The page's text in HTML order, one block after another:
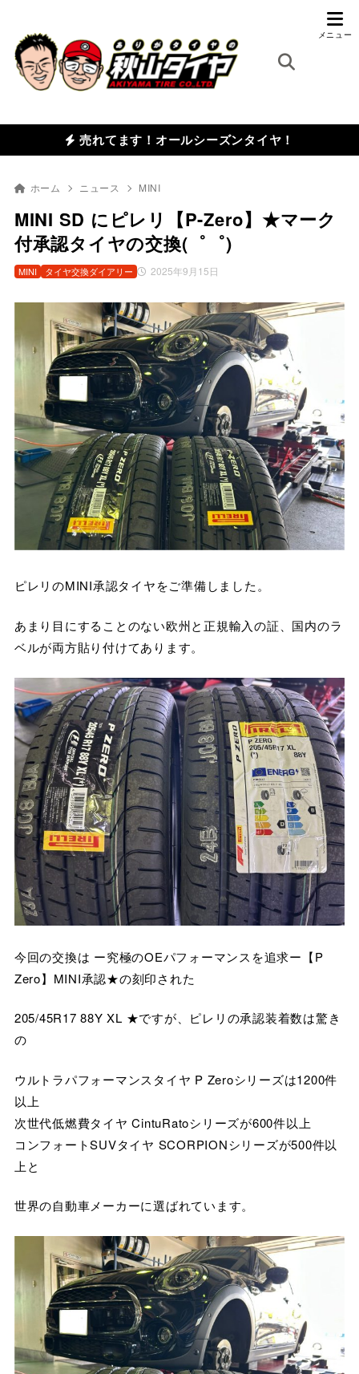
売れてます！オールシーズンタイヤ！
ホーム ニュース MINI
MINI SD にピレリ【P-Zero】★マーク
付承認タイヤの交換(゜゜)
2025年9月15日
MINI タイヤ交換ダイアリー
ピレリのMINI承認タイヤをご準備しました。
あまり目にすることのない欧州と正規輸入の証、国内のラ
ベルが両方貼り付けてあります。
今回の交換は ー究極のOEパフォーマンスを追求ー【P
Zero】MINI承認★の刻印された
205/45R17 88Y XL ★ですが、ピレリの承認装着数は驚き
の
ウルトラパフォーマンスタイヤ P Zeroシリーズは1200件
以上
次世代低燃費タイヤ CintuRatoシリーズが600件以上
コンフォートSUVタイヤ SCORPIONシリーズが500件以
上と
世界の自動車メーカーに選ばれています。